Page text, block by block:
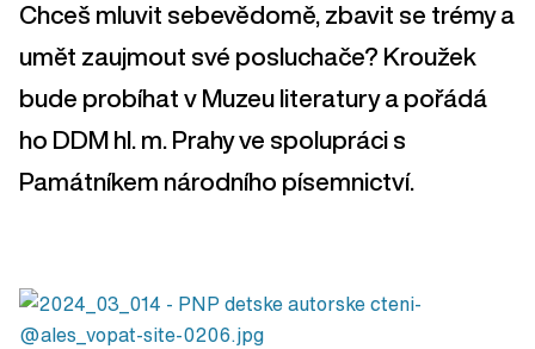
Chceš mluvit sebevědomě, zbavit se trémy a
umět zaujmout své posluchače? Kroužek
bude probíhat v Muzeu literatury a pořádá
ho DDM hl. m. Prahy ve spolupráci s
Památníkem národního písemnictví.